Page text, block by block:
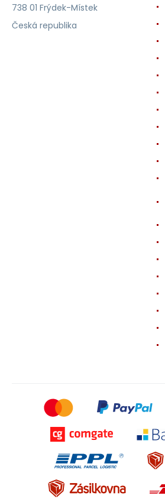
738 01 Frýdek-Místek
Česká republika